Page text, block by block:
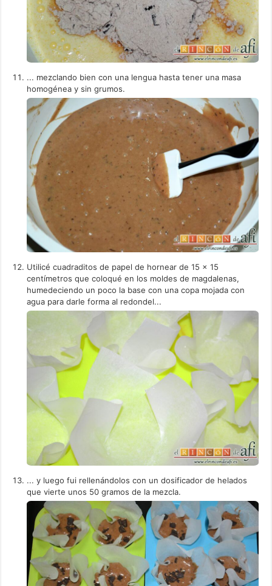
... mezclando bien con una lengua hasta tener una masa
homogénea y sin grumos.
Utilicé cuadraditos de papel de hornear de 15 x 15
centímetros que coloqué en los moldes de magdalenas,
humedeciendo un poco la base con una copa mojada con
agua para darle forma al redondel...
... y luego fui rellenándolos con un dosificador de helados
que vierte unos 50 gramos de la mezcla.